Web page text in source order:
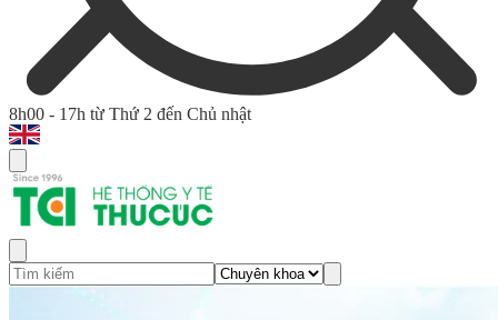
8h00 - 17h từ Thứ 2 đến Chủ nhật